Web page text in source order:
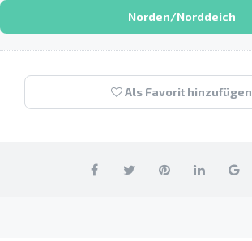
Norden/Norddeich
Als Favorit hinzufügen